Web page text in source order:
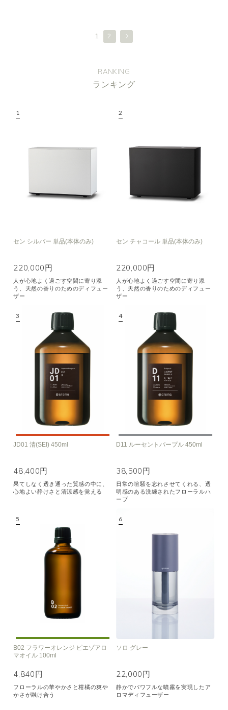
1 2
RANKING
ランキング
セン シルバー 単品(本体のみ)
220,000円
人が心地よく過ごす空間に寄り添
う、天然の香りのためのディフュー
ザー
セン チャコール 単品(本体のみ)
220,000円
人が心地よく過ごす空間に寄り添
う、天然の香りのためのディフュー
ザー
JD01 清(SEI) 450ml
48,400円
果てしなく透き通った質感の中に、
心地よい静けさと清涼感を覚える
D11 ルーセントパープル 450ml
38,500円
日常の喧騒を忘れさせてくれる、透
明感のある洗練されたフローラルハ
ーブ
B02 フラワーオレンジ ピエゾアロ
マオイル 100ml
4,840円
フローラルの華やかさと柑橘の爽や
かさが融け合う
ソロ グレー
22,000円
静かでパワフルな噴霧を実現したア
ロマディフューザー